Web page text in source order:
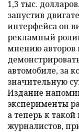
1,3 тыс.
запустив
интерфейса он
рекламный
мнению авторов
автомобиле, за
значительную
Издание
эксперименты
а теперь к
журналистов,